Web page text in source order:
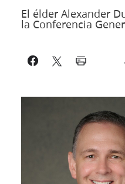
El élder Alexander
la Conferencia